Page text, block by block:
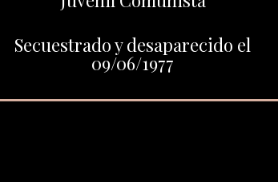
Secuestrado y desaparecido el
09/06/1977